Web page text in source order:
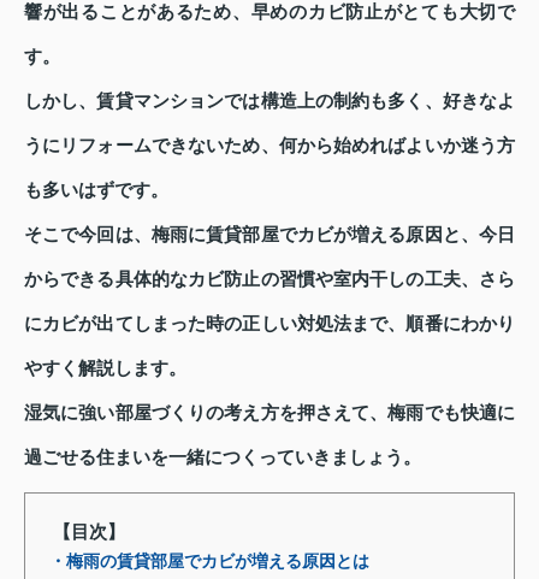
響が出ることがあるため、早めのカビ防止がとても大切で
す。
しかし、賃貸マンションでは構造上の制約も多く、好きなよ
うにリフォームできないため、何から始めればよいか迷う方
も多いはずです。
そこで今回は、梅雨に賃貸部屋でカビが増える原因と、今日
からできる具体的なカビ防止の習慣や室内干しの工夫、さら
にカビが出てしまった時の正しい対処法まで、順番にわかり
やすく解説します。
湿気に強い部屋づくりの考え方を押さえて、梅雨でも快適に
過ごせる住まいを一緒につくっていきましょう。
【目次】
・梅雨の賃貸部屋でカビが増える原因とは